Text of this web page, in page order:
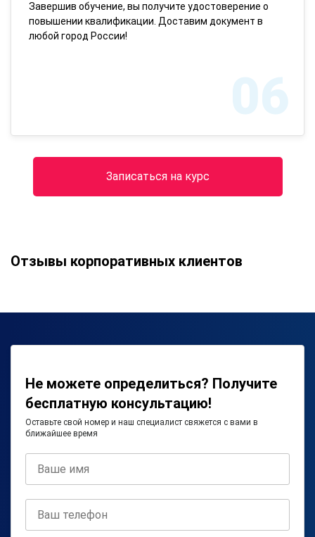
Завершив обучение, вы получите удостоверение о
повышении квалификации. Доставим документ в
любой город России!
06
Записаться на курс
Отзывы корпоративных клиентов
Не можете определиться? Получите
бесплатную консультацию!
Оставьте свой номер и наш специалист свяжется с вами в
ближайшее время